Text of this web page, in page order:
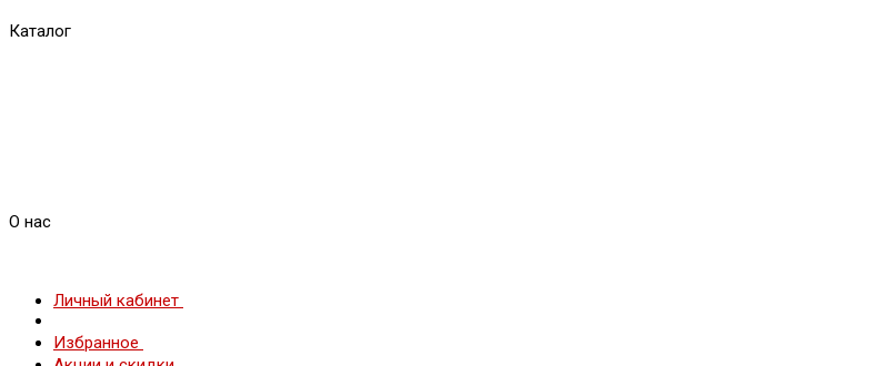
Каталог
О нас
Личный кабинет
Избранное